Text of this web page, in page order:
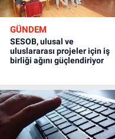
GÜNDEM
SESOB, ulusal ve
uluslararası projeler için iş
birliği ağını güçlendiriyor